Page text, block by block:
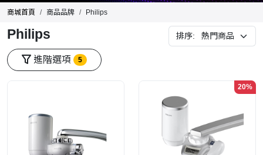
商城首頁 商品品牌 Philips
Philips 排序:
進階選項 5
20%